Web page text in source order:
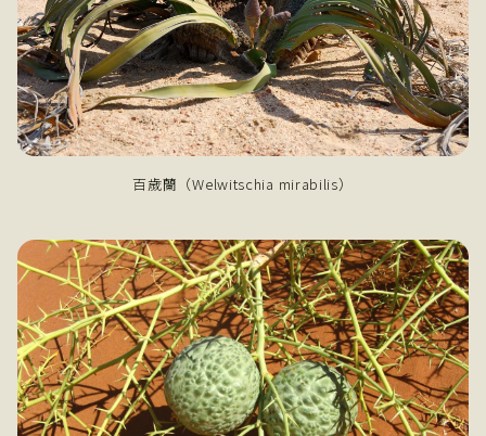
百歲蘭（Welwitschia mirabilis）